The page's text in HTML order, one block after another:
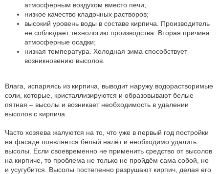
атмосферным воздухом вместо печи;
низкое качество кладочных растворов;
высокий уровень воды в составе кирпича. Производитель
не соблюдает технологию производства. Вторая причина:
атмосферные осадки;
низкая температура. Холодная зима способствует
возникновению высолов.
Влага, испаряясь из кирпича, выводит наружу водорастворимые
соли, которые, кристаллизируются и образовывают белые
пятная – высолы и возникает необходимость в удалении
высолов с кирпича.
Часто хозяева жалуются на то, что уже в первый год постройки
на фасаде появляется белый налёт и необходимо удалить
высолы. Если своевременно не применить средство от высолов
на кирпиче, то проблема не только не пройдём сама собой, но
и усугубится. Высолы постепенно разрушают кирпич, делая его